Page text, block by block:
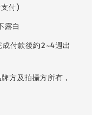
付)
露白
付款後約2~4週出
方及拍攝方所有，